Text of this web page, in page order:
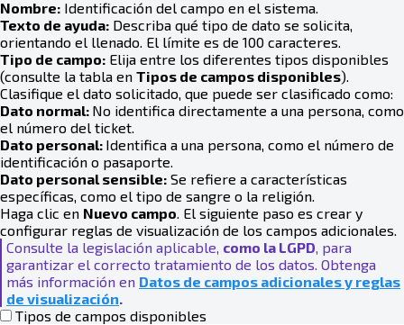
Nombre: Identificación del campo en el sistema.
Texto de ayuda: Describa qué tipo de dato se solicita,
orientando el llenado. El límite es de 100 caracteres.
Tipo de campo: Elija entre los diferentes tipos disponibles
(consulte la tabla en Tipos de campos disponibles).
Clasifique el dato solicitado, que puede ser clasificado como:
Dato normal: No identifica directamente a una persona, como
el número del ticket.
Dato personal: Identifica a una persona, como el número de
identificación o pasaporte.
Dato personal sensible: Se refiere a características
específicas, como el tipo de sangre o la religión.
Haga clic en Nuevo campo. El siguiente paso es crear y
configurar reglas de visualización de los campos adicionales.
Consulte la legislación aplicable, como la LGPD, para
garantizar el correcto tratamiento de los datos. Obtenga
más información en Datos de campos adicionales y reglas
de visualización.
Tipos de campos disponibles